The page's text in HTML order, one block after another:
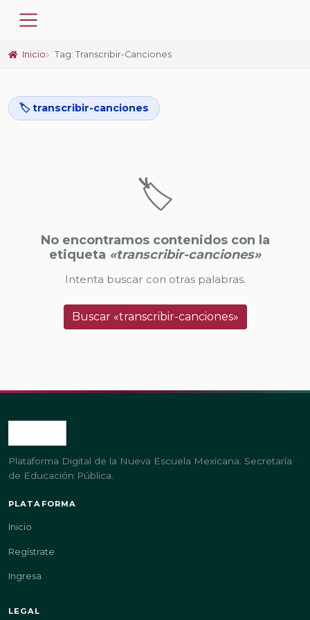
Inicio Tag: Transcribir-Canciones
🏷️ transcribir-canciones
🏷️
No encontramos contenidos con la
etiqueta «transcribir-canciones»
Intenta buscar con otras palabras.
Buscar «transcribir-canciones»
Plataforma Digital de la Nueva Escuela Mexicana. Secretaría
de Educación Pública.
PLATAFORMA
Inicio
Regístrate
Ingresa
LEGAL